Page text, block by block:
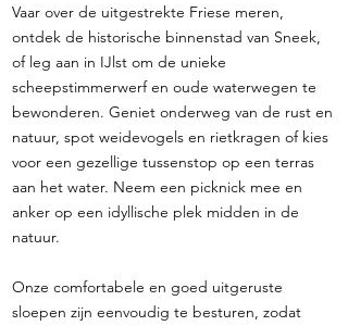
Vaar over de uitgestrekte Friese meren,
ontdek de historische binnenstad van Sneek,
of leg aan in IJlst om de unieke
scheepstimmerwerf en oude waterwegen te
bewonderen. Geniet onderweg van de rust en
natuur, spot weidevogels en rietkragen of kies
voor een gezellige tussenstop op een terras
aan het water. Neem een picknick mee en
anker op een idyllische plek midden in de
natuur.
Onze comfortabele en goed uitgeruste
sloepen zijn eenvoudig te besturen, zodat